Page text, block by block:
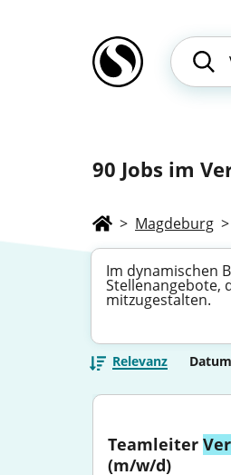
90 Jobs im
> Magdeburg >
Im dynamischen
Stellenangebote,
mitzugestalten.
Relevanz Datum
Teamleiter
(m/w/d)